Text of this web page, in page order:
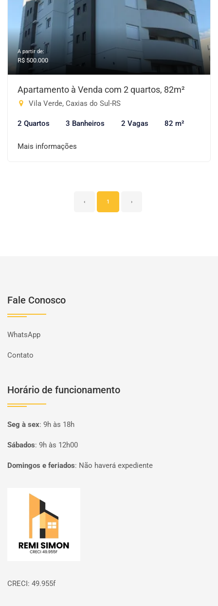
A partir de:
R$ 500.000
Apartamento à Venda com 2 quartos, 82m²
Vila Verde, Caxias do Sul-RS
2 Quartos 3 Banheiros 2 Vagas 82 m²
Mais informações
‹ 1 ›
Fale Conosco
WhatsApp
Contato
Horário de funcionamento
Seg à sex: 9h às 18h
Sábados: 9h às 12h00
Domingos e feriados: Não haverá expediente
Página inicial
CRECI: 49.955f